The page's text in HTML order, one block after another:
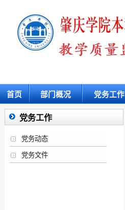
首页 部门概况 党务工作
党务工作
党务动态
党务文件